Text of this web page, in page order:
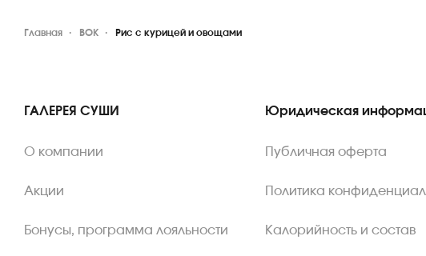
Главная ВОК Рис с курицей и овощами
ГАЛЕРЕЯ СУШИ
О компании
Акции
Бонусы, программа лояльности
Юридическая
Публичная оферта
Политика
Калорийность и состав